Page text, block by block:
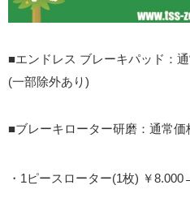
■エンドレス ブレーキパッド：
(一部除外あり)
■ブレーキローター研磨：通常価
・1ピースローター(1枚) ￥